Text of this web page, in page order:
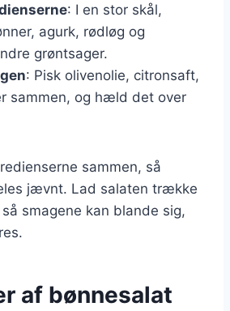
: I en stor skål,
agurk, rødløg og
grøntsager.
: Pisk olivenolie, citronsaft,
sammen, og hæld det over
sammen, så
jævnt. Lad salaten trække
smagene kan blande sig,
af bønnesalat